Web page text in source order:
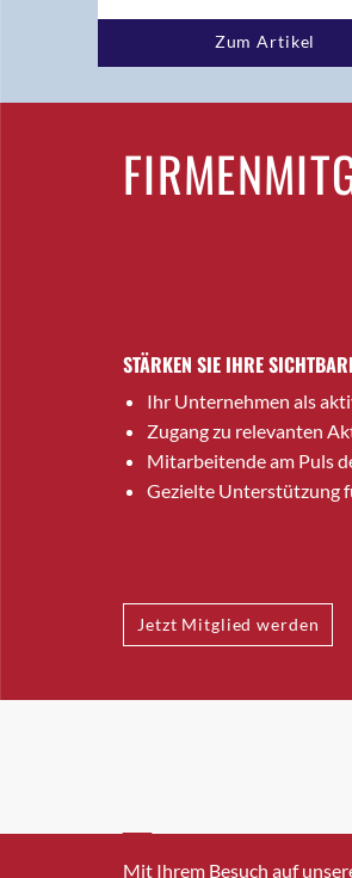
Zum Artikel
STÄRKEN SIE IHRE
Ihr Unternehmen als
Zugang zu relevanten
Mitarbeitende am Puls
Gezielte Unterstützung
Jetzt Mitglied werden
INFO@SWISSICT.CH
Mit Ihrem Besuch auf